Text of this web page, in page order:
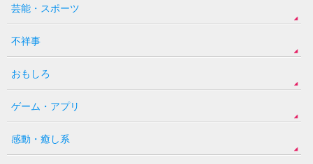
芸能・スポーツ
不祥事
おもしろ
ゲーム・アプリ
感動・癒し系